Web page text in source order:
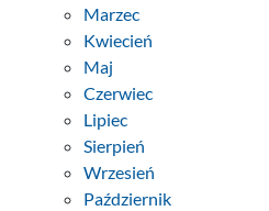
Marzec
Kwiecień
Maj
Czerwiec
Lipiec
Sierpień
Wrzesień
Październik